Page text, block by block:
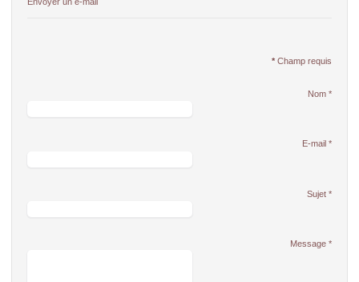
* Champ requis
Nom *
E-mail *
Sujet *
Message *